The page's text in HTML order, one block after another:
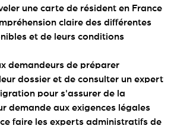
une carte de résident en France
claire des différentes
et de leurs conditions
demandeurs de préparer
dossier et de consulter un expert
pour s'assurer de la
demande aux exigences légales
faire les experts administratifs de